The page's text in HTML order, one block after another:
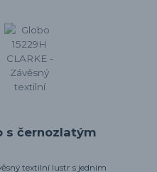
s černozlatým
textilní lustr s jedním